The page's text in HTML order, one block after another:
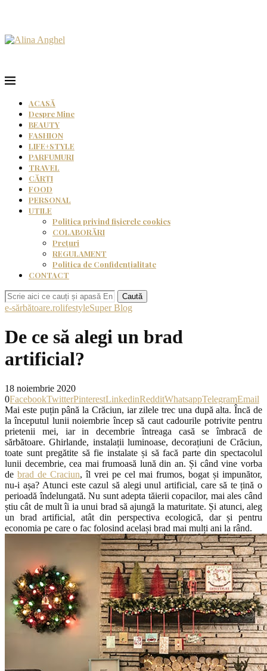
ACASĂ
Despre Mine
BEAUTY
FASHION
LIFE+STYLE
PARFUMURI
TRAVEL
CĂRȚI
FOOD
PERSONAL
UTILE
Politica privind fișierele cookies
COLABORĂRI
Prețuri
REGULAMENT
Politica de Confidențialitate
CONTACT
Caută
e-sărbătoare.rolifestyleSuper Blog
De ce să alegi un brad
artificial?
18 noiembrie 2020
0FacebookTwitterPinterestLinkedinRedditWhatsappTelegramEmail
Mai este puțin până la Crăciun, iar zilele trec una după alta. Încă de
la începutul lunii noiembrie încep să caut cadourile potrivite pentru
prietenii mei, iar in decembrie întreaga casă se îmbracă de
sărbătoare. Ghirlande, instalații luminoase, decorațiuni de Crăciun,
toate sunt pregătite să fie instalate și să facă parte din spectacolul
lunii decembrie, cea mai frumoasă lună din an. Și când vine vorba
de brad de Craciun, îl vrei pe cel mai frumos, bogat și impunător,
nu-i așa? Atunci este cazul să alegi unul artificial, care să te țină o
perioadă îndelungată. Nu sunt adepta tăierii copacilor, mai ales când
știu cât de mult îi ia unui brad să ajungă la maturitate. Și atunci, aleg
un brad artificial, atât din perspectiva ecologică, dar și pentru
economia pe care o fac folosind același brad mai mulți ani la rând.